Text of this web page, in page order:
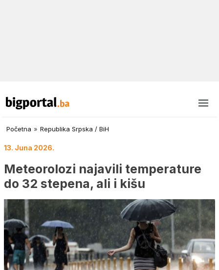
Početna » Republika Srpska / BiH
13. Juna 2026.
Meteorolozi najavili temperature
do 32 stepena, ali i kišu